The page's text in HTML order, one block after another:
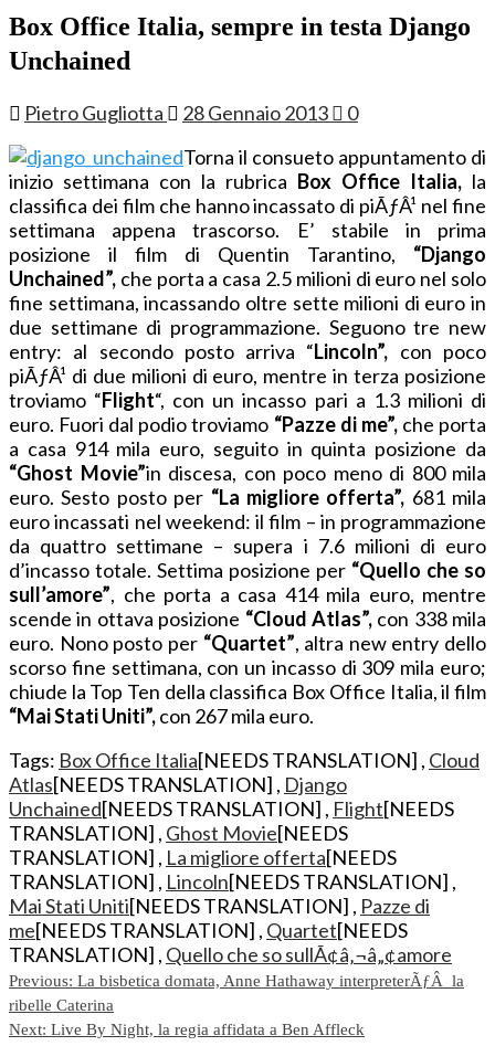
Box Office Italia, sempre in testa Django
Unchained
Pietro Gugliotta 28 Gennaio 2013
0
Torna il consueto appuntamento di
inizio settimana con la rubrica Box Office Italia, la
classifica dei film che hanno incassato di piÃƒÂ¹ nel fine
settimana appena trascorso. E’ stabile in prima
posizione il film di Quentin Tarantino, “Django
Unchained”, che porta a casa 2.5 milioni di euro nel solo
fine settimana, incassando oltre sette milioni di euro in
due settimane di programmazione. Seguono tre new
entry: al secondo posto arriva “Lincoln”, con poco
piÃƒÂ¹ di due milioni di euro, mentre in terza posizione
troviamo “Flight“, con un incasso pari a 1.3 milioni di
euro. Fuori dal podio troviamo “Pazze di me”,che porta
a casa 914 mila euro, seguito in quinta posizione da
“Ghost Movie”in discesa, con poco meno di 800 mila
euro. Sesto posto per “La migliore offerta”, 681 mila
euro incassati nel weekend: il film – in programmazione
da quattro settimane – supera i 7.6 milioni di euro
d’incasso totale. Settima posizione per “Quello che so
sull’amore”, che porta a casa 414 mila euro, mentre
scende in ottava posizione “Cloud Atlas”,con 338 mila
euro. Nono posto per“Quartet”, altra new entry dello
scorso fine settimana, con un incasso di 309 mila euro;
chiude la Top Ten della classifica Box Office Italia, il film
“Mai Stati Uniti”,con 267 mila euro.
Tags: Box Office Italia[NEEDS TRANSLATION] , Cloud
Atlas[NEEDS TRANSLATION] , Django
Unchained[NEEDS TRANSLATION] , Flight[NEEDS
TRANSLATION] , Ghost Movie[NEEDS
TRANSLATION] , La migliore offerta[NEEDS
TRANSLATION] , Lincoln[NEEDS TRANSLATION] ,
Mai Stati Uniti[NEEDS TRANSLATION] , Pazze di
me[NEEDS TRANSLATION] , Quartet[NEEDS
TRANSLATION] , Quello che so sullÃ¢â‚¬â„¢amore
Post
navigation
Previous: La bisbetica domata, Anne Hathaway interpreterÃƒÂ la
ribelle Caterina
Next: Live By Night, la regia affidata a Ben Affleck